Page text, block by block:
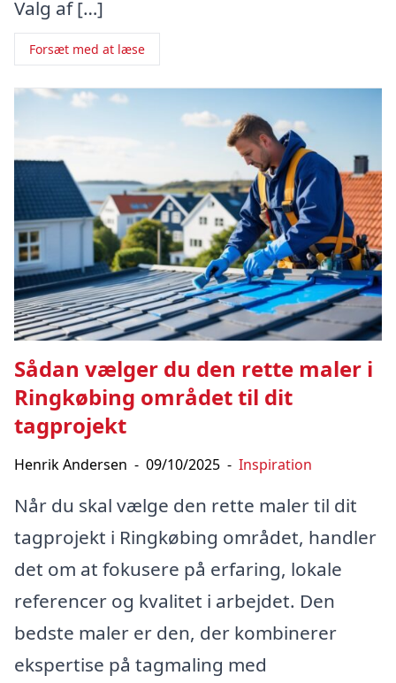
Valg af […]
Forsæt med at læse
Sådan vælger du den rette maler i
Ringkøbing området til dit
tagprojekt
Henrik Andersen - 09/10/2025 - Inspiration
Når du skal vælge den rette maler til dit
tagprojekt i Ringkøbing området, handler
det om at fokusere på erfaring, lokale
referencer og kvalitet i arbejdet. Den
bedste maler er den, der kombinerer
ekspertise på tagmaling med